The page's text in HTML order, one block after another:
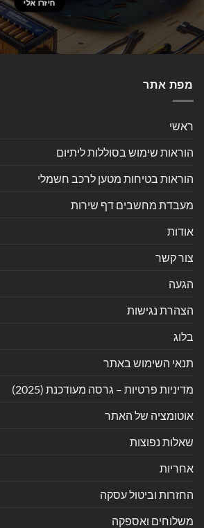
מפת אתר
ראשי
הוראות שימוש בסוללות ליתיום
הוראות בטיחות מטען לרכב חשמלי
מעבדת מחשבים דף שירות
אודות
צור קשר
הגעה
הצהרת נגישות
בלוג
תנאי השימוש באתר
מדיניות פרטיות – גרסה מעודכנת (2025)
אוטומציה של האתר
שאלות נפוצות
אחריות
החזרות וביטול עסקה
משלוחים ואספקה